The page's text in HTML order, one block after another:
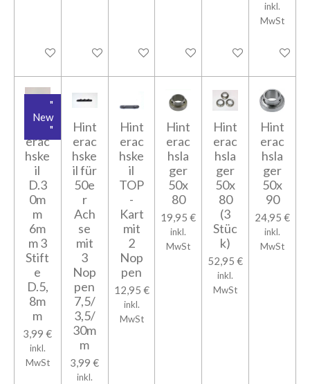
In den WarenkorbIn den WarenkorbIn den WarenkorbIn den WarenkorbIn den Warenkorb
inkl.
MwSt
In den
"
New
"
erac
hske
il
D.3
0m
m
6m
m 3
Stift
e
D.5,
8m
m
3,99 €
inkl.
MwSt
Hint
erac
hske
il für
50e
r
Ach
se
mit
3
Nop
pen
7,5/
3,5/
30m
m
3,99 €
inkl.
Hint
erac
hske
il
TOP
-
Kart
mit
2
Nop
pen
12,95 €
inkl.
MwSt
Hint
erac
hsla
ger
50x
80
19,95 €
inkl.
MwSt
Hint
erac
hsla
ger
50x
80
(3
Stüc
k)
52,95 €
inkl.
MwSt
Hint
erac
hsla
ger
50x
90
24,95 €
inkl.
MwSt